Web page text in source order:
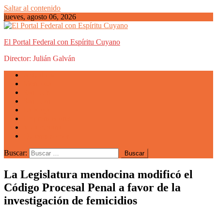
Saltar al contenido
jueves, agosto 06, 2026
El Portal Federal con Espíritu Cuyano
Director: Julián Galván
Buscar:
La Legislatura mendocina modificó el
Código Procesal Penal a favor de la
investigación de femicidios